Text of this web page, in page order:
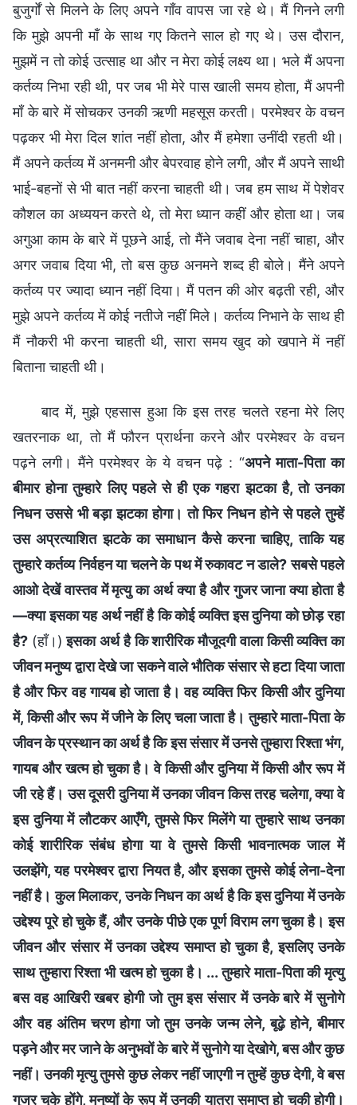
बुजुर्गों से मिलने के लिए अपने गाँव वापस जा रहे थे। मैं गिनने लगी
कि मुझे अपनी माँ के साथ गए कितने साल हो गए थे। उस दौरान,
मुझमें न तो कोई उत्साह था और न मेरा कोई लक्ष्य था। भले मैं अपना
कर्तव्य निभा रही थी, पर जब भी मेरे पास खाली समय होता, मैं अपनी
माँ के बारे में सोचकर उनकी ऋणी महसूस करती। परमेश्वर के वचन
पढ़कर भी मेरा दिल शांत नहीं होता, और मैं हमेशा उनींदी रहती थी।
मैं अपने कर्तव्य में अनमनी और बेपरवाह होने लगी, और मैं अपने साथी
भाई-बहनों से भी बात नहीं करना चाहती थी। जब हम साथ में पेशेवर
कौशल का अध्ययन करते थे, तो मेरा ध्यान कहीं और होता था। जब
अगुआ काम के बारे में पूछने आई, तो मैंने जवाब देना नहीं चाहा, और
अगर जवाब दिया भी, तो बस कुछ अनमने शब्द ही बोले। मैंने अपने
कर्तव्य पर ज्यादा ध्यान नहीं दिया। मैं पतन की ओर बढ़ती रही, और
मुझे अपने कर्तव्य में कोई नतीजे नहीं मिले। कर्तव्य निभाने के साथ ही
मैं नौकरी भी करना चाहती थी, सारा समय खुद को खपाने में नहीं
बिताना चाहती थी।
बाद में, मुझे एहसास हुआ कि इस तरह चलते रहना मेरे लिए
खतरनाक था, तो मैं फौरन प्रार्थना करने और परमेश्वर के वचन
पढ़ने लगी। मैंने परमेश्वर के ये वचन पढ़े : “अपने माता-पिता का
बीमार होना तुम्हारे लिए पहले से ही एक गहरा झटका है, तो उनका
निधन उससे भी बड़ा झटका होगा। तो फिर निधन होने से पहले तुम्हें
उस अप्रत्याशित झटके का समाधान कैसे करना चाहिए, ताकि यह
तुम्हारे कर्तव्य निर्वहन या चलने के पथ में रुकावट न डाले? सबसे पहले
आओ देखें वास्तव में मृत्यु का अर्थ क्या है और गुजर जाना क्या होता है
—क्या इसका यह अर्थ नहीं है कि कोई व्यक्ति इस दुनिया को छोड़ रहा
है? (हाँ।) इसका अर्थ है कि शारीरिक मौजूदगी वाला किसी व्यक्ति का
जीवन मनुष्य द्वारा देखे जा सकने वाले भौतिक संसार से हटा दिया जाता
है और फिर वह गायब हो जाता है। वह व्यक्ति फिर किसी और दुनिया
में, किसी और रूप में जीने के लिए चला जाता है। तुम्हारे माता-पिता के
जीवन के प्रस्थान का अर्थ है कि इस संसार में उनसे तुम्हारा रिश्ता भंग,
गायब और खत्म हो चुका है। वे किसी और दुनिया में किसी और रूप में
जी रहे हैं। उस दूसरी दुनिया में उनका जीवन किस तरह चलेगा, क्या वे
इस दुनिया में लौटकर आएँगे, तुमसे फिर मिलेंगे या तुम्हारे साथ उनका
कोई शारीरिक संबंध होगा या वे तुमसे किसी भावनात्मक जाल में
उलझेंगे, यह परमेश्वर द्वारा नियत है, और इसका तुमसे कोई लेना-देना
नहीं है। कुल मिलाकर, उनके निधन का अर्थ है कि इस दुनिया में उनके
उद्देश्य पूरे हो चुके हैं, और उनके पीछे एक पूर्ण विराम लग चुका है। इस
जीवन और संसार में उनका उद्देश्य समाप्त हो चुका है, इसलिए उनके
साथ तुम्हारा रिश्ता भी खत्म हो चुका है। ... तुम्हारे माता-पिता की मृत्यु
बस वह आखिरी खबर होगी जो तुम इस संसार में उनके बारे में सुनोगे
और वह अंतिम चरण होगा जो तुम उनके जन्म लेने, बूढ़े होने, बीमार
पड़ने और मर जाने के अनुभवों के बारे में सुनोगे या देखोगे, बस और कुछ
नहीं। उनकी मृत्यु तुमसे कुछ लेकर नहीं जाएगी न तुम्हें कुछ देगी, वे बस
गुजर चुके होंगे, मनुष्यों के रूप में उनकी यात्रा समाप्त हो चुकी होगी।